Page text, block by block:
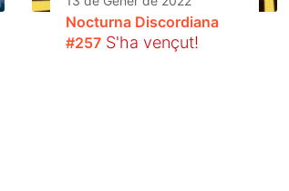
Nocturna Discordiana
#257 S'ha vençut!